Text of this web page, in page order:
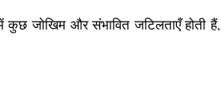
कुछ जोखिम और संभावित जटिलताएँ होती हैं,